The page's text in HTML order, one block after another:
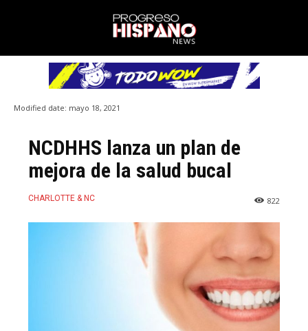
Modified date: mayo 18, 2021
NCDHHS lanza un plan de
mejora de la salud bucal
CHARLOTTE & NC 822